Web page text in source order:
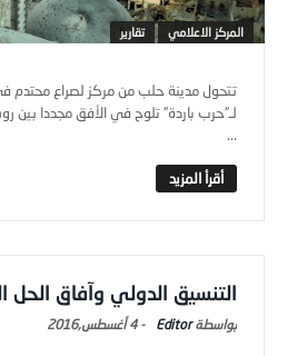
المركز الاعلامي تقارير
تتحول مدينة حلب من مركز لصراع محتدم
لـ”حرب باردة” تلوح في الأفق مجددا بين
...
التنسيق الدولي وآفاق
Editor
-4 أغسطس,2016